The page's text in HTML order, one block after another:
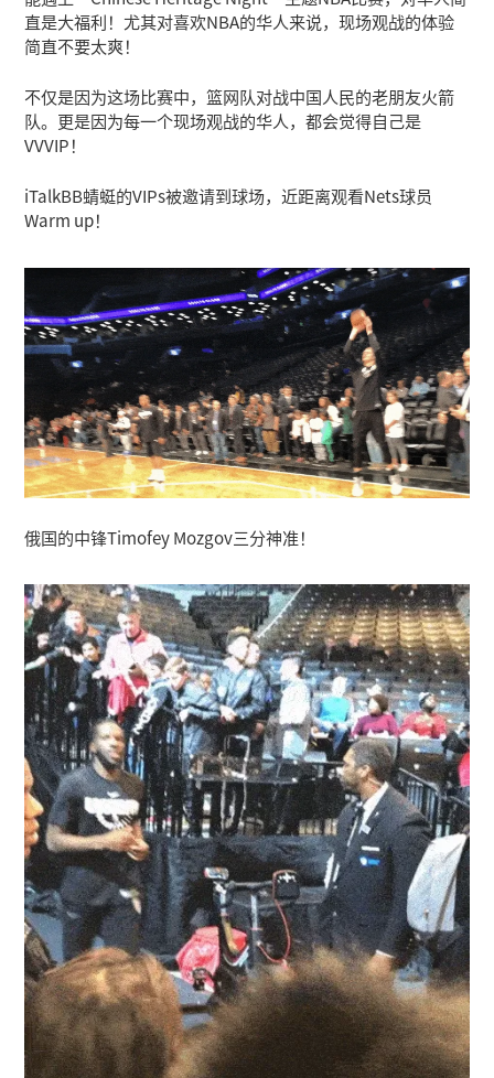
直是大福利！尤其对喜欢NBA的华人来说，现场观战的体验
简直不要太爽！
不仅是因为这场比赛中，篮网队对战中国人民的老朋友火箭
队。更是因为每一个现场观战的华人，都会觉得自己是
VVVIP！
iTalkBB蜻蜓的VIPs被邀请到球场，近距离观看Nets球员
Warm up！
俄国的中锋Timofey Mozgov三分神准！